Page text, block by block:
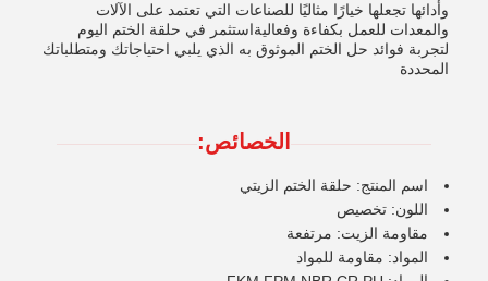
وأدائها تجعلها خيارًا مثاليًا للصناعات التي تعتمد على الآلات
والمعدات للعمل بكفاءة وفعاليةاستثمر في حلقة الختم اليوم
لتجربة فوائد حل الختم الموثوق به الذي يلبي احتياجاتك ومتطلباتك
المحددة
الخصائص:
اسم المنتج: حلقة الختم الزيتي
اللون: تخصيص
مقاومة الزيت: مرتفعة
المواد: مقاومة للمواد